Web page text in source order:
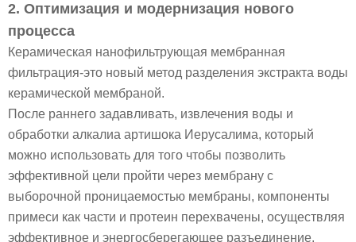
2. Оптимизация и модернизация нового
процесса
Керамическая нанофильтрующая мембранная
фильтрация-это новый метод разделения экстракта воды
керамической мембраной.
После раннего задавливать, извлечения воды и
обработки алкалиа артишока Иерусалима, который
можно использовать для того чтобы позволить
эффективной цели пройти через мембрану с
выборочной проницаемостью мембраны, компоненты
примеси как части и протеин перехвачены, осуществляя
эффективное и энергосберегающее разъединение.